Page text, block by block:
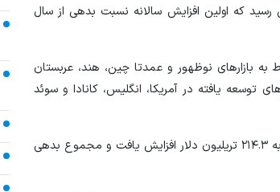
ناخالص داخلی رسید که اولین افزایش سالانه نسبت بدهی از سال
از رشد بدهی جهانی در سال ۲۰۲۴، مربوط به بازار‌های نوظهور و عمدتا چین، هند، عربستان
یافته در آمریکا، انگلیس، کانادا و سوئد
کل بدهی کشور‌های توسعه یافته در سال میلادی گذشته، به ۲۱۴.۳ تریلیون دلار افزایش یافت و مجموع بدهی